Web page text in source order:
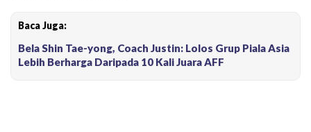
Baca Juga:
Bela Shin Tae-yong, Coach Justin: Lolos Grup Piala Asia
Lebih Berharga Daripada 10 Kali Juara AFF